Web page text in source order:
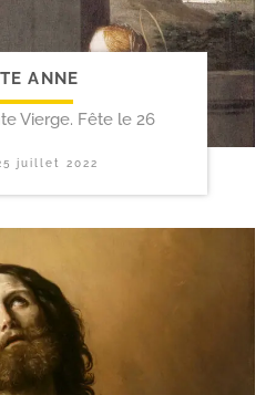
ANNE
Vierge. Fête le 26
juillet 2022